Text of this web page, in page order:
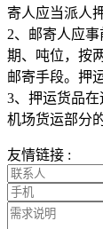
寄人应当派人
2、邮寄人应
期、吨位，按
邮寄手段。押
3、押运货品
机场货运部分
友情链接 :